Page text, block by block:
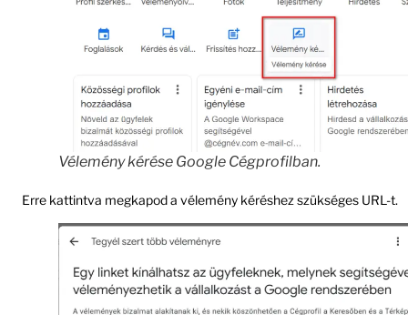
Vélemény kérése Google Cégprofilban.
Erre kattintva megkapod a vélemény kéréshez szükséges URL-t.